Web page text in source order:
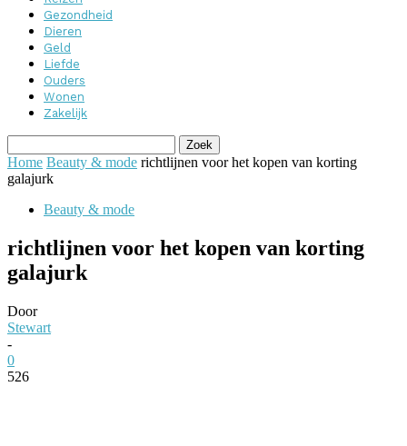
Gezondheid
Dieren
Geld
Liefde
Ouders
Wonen
Zakelijk
Home Beauty & mode richtlijnen voor het kopen van korting
galajurk
Beauty & mode
richtlijnen voor het kopen van korting
galajurk
Door
Stewart
-
0
526